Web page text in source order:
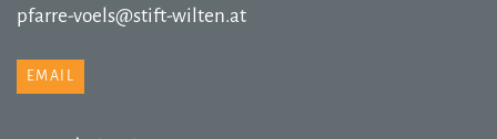
pfarre-voels@stift-wilten.at
EMAIL